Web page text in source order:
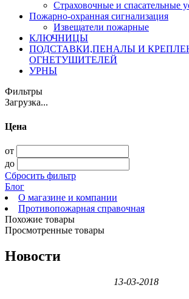
Страховочные и спасательные
Пожарно-охранная сигнализация
Извещатели пожарные
КЛЮЧНИЦЫ
ПОДСТАВКИ,ПЕНАЛЫ И
ОГНЕТУШИТЕЛЕЙ
УРНЫ
Фильтры
Загрузка...
Цена
от
до
Сбросить фильтр
Блог
О магазине и компании
Противопожарная справочная
Похожие товары
Просмотренные товары
Новости
13-03-2018